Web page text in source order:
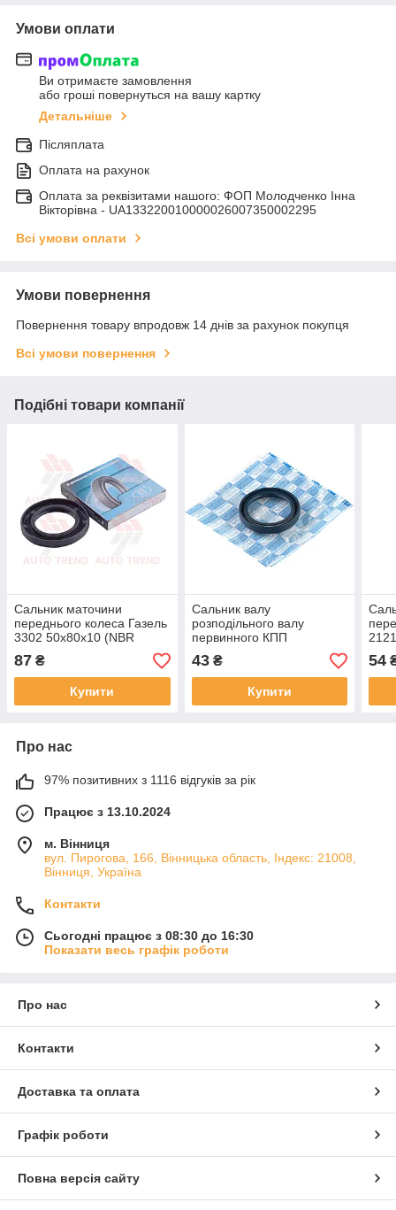
Умови оплати
Ви отримаєте замовлення
або гроші повернуться на вашу картку
Детальніше
Післяплата
Оплата на рахунок
Оплата за реквізитами нашого: ФОП Молодченко Інна
Вікторівна - UA133220010000026007350002295
Всі умови оплати
Умови повернення
Повернення товару впродовж 14 днів за рахунок покупця
Всі умови повернення
Подібні товари компанії
Сальник маточини
переднього колеса Газель
3302 50х80х10 (NBR
гумовий чорний) (227Н)
87 ₴
Купити
Сальник валу
розподільного валу
первинного КПП
Газель-3302, 35-48-7
(NBR) (035-48-7 TC) (ASR)
43₴
Купити
54
Про нас
97% позитивних з 1116 відгуків за рік
Працює з 13.10.2024
м. Вінниця
вул. Пирогова, 166, Вінницька область, Індекс: 21008,
Вінниця, Україна
Контакти
Сьогодні працює з 08:30 до 16:30
Показати весь графік роботи
Про нас
Контакти
Доставка та оплата
Графік роботи
Повна версія сайту